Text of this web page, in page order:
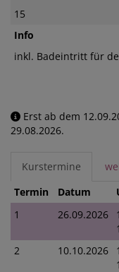
15
Info
inkl. Badeintritt für
Erst ab dem
29.08.2026.
Kurstermine
Termin
Datum
1
26.09.2026
2 10.10.2026